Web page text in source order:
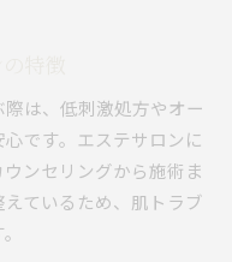
は、低刺激処方やオー
です。エステサロンに
ンセリングから施術ま
ているため、肌トラブ